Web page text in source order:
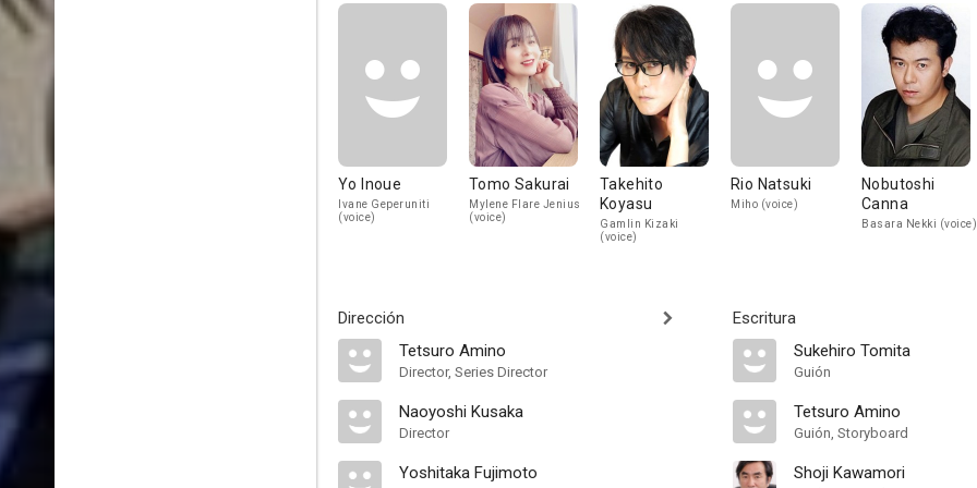
Yo Inoue
Ivane Geperuniti
(voice)
Tomo Sakurai
Mylene Flare Jenius
(voice)
Takehito
Koyasu
Gamlin Kizaki
(voice)
Rio Natsuki
Miho (voice)
Nobutoshi
Canna
Basara Nekki (voice)
Dirección
Tetsuro Amino
Director, Series Director
Naoyoshi Kusaka
Director
Yoshitaka Fujimoto
Escritura
Sukehiro Tomita
Guión
Tetsuro Amino
Guión, Storyboard
Shoji Kawamori